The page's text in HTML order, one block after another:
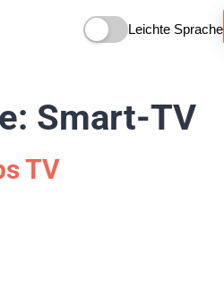
Leichte Sprache
Smart-TV
TV